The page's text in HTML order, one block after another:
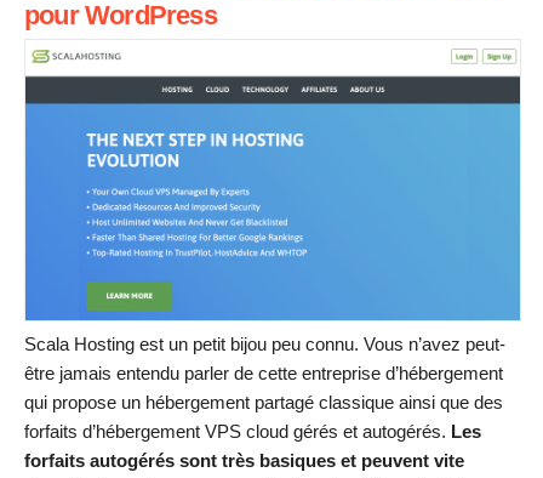
pour WordPress
Scala Hosting est un petit bijou peu connu. Vous n’avez peut-
être jamais entendu parler de cette entreprise d’hébergement
qui propose un hébergement partagé classique ainsi que des
forfaits d’hébergement VPS cloud gérés et autogérés. Les
forfaits autogérés sont très basiques et peuvent vite